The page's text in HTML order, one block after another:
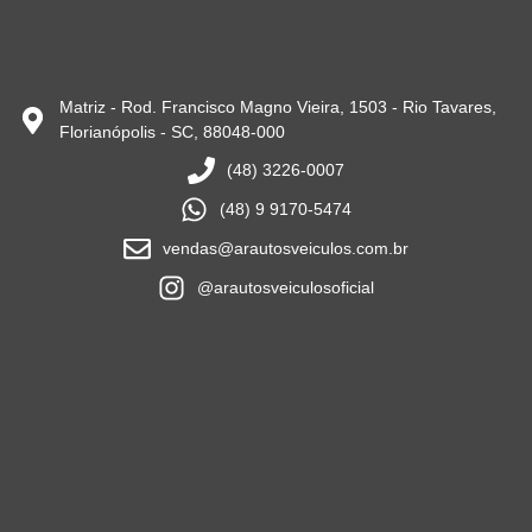
Matriz - Rod. Francisco Magno Vieira, 1503 - Rio Tavares,
Florianópolis - SC, 88048-000
(48) 3226-0007
(48) 9 9170-5474
vendas@arautosveiculos.com.br
@arautosveiculosoficial